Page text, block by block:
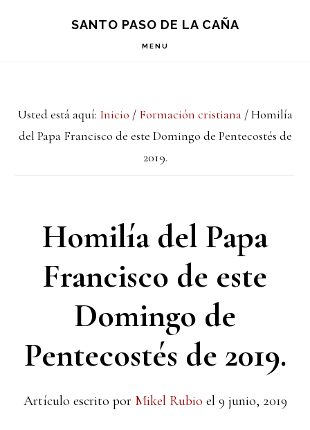
principal
lateral
principal
SANTO PASO DE LA CAÑA
MENU
Usted está aquí: Inicio / Formación cristiana /Homilía
del Papa Francisco de este Domingo de Pentecostés de
2019.
Homilía del Papa
Francisco de este
Domingo de
Pentecostés de 2019.
Artículo escrito por Mikel Rubio el 9 junio, 2019